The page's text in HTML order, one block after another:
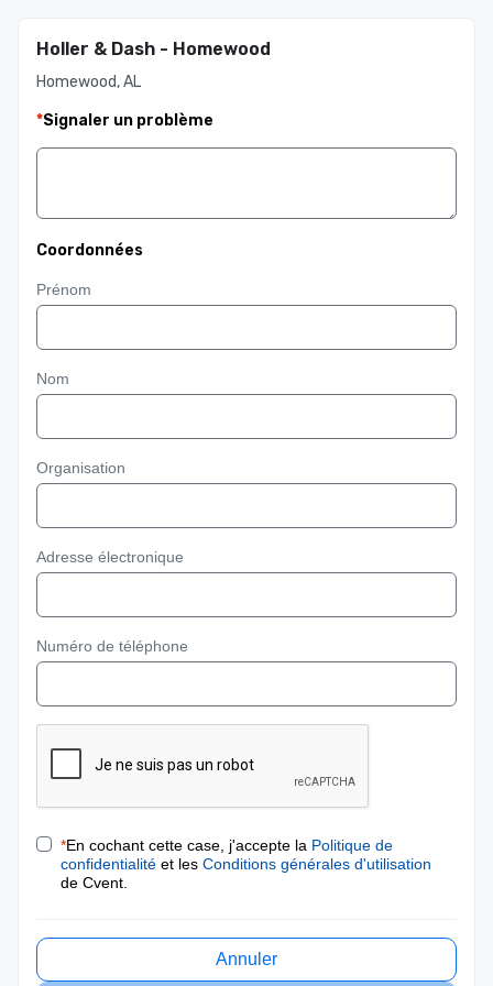
Holler & Dash - Homewood
Homewood, AL
*Signaler un problème
Coordonnées
Prénom
Nom
Organisation
Adresse électronique
Numéro de téléphone
*En cochant cette case, j'accepte la Politique de
confidentialité et les Conditions générales d'utilisation
de Cvent.
Annuler